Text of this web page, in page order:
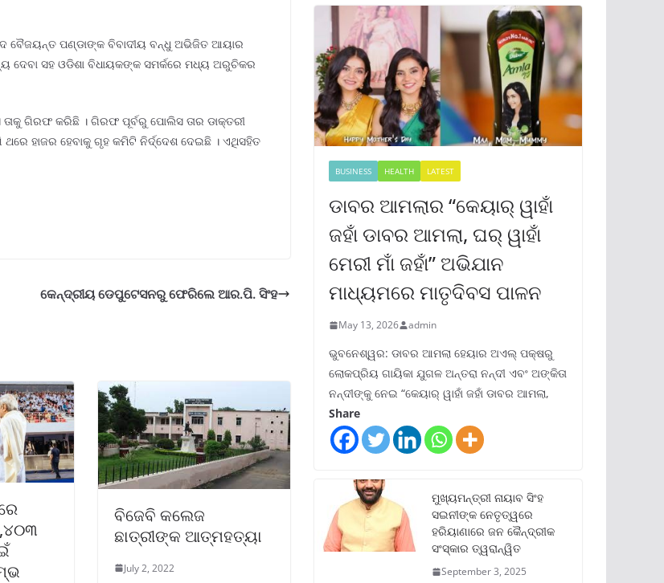
ବୈଜୟନ୍ତ ପଣ୍ଡାଙ୍କ ବିବାଦୀୟ ବନ୍ଧୁ ଅଭିଜିତ ଆୟାର
ଦେବା ସହ ଓଡିଶା ବିଧାୟକଙ୍କ ସମର୍କରେ ମଧ୍ୟ ଅରୁଚିକର
ଗିରଫ କରିଛି । ଗିରଫ ପୂର୍ବରୁ ପୋଲିସ ତାର ଡାକ୍ତରୀ
ହାଜର ହେବାକୁ ଗୃହ କମିଟି ନିର୍ଦ୍ଦେଶ ଦେଇଛି । ଏଥିସହିତ
କେନ୍ଦ୍ରୀୟ ଡେପୁଟେସନରୁ ଫେରିଲେ ଆର.ପି. ସିଂହ
ବିଜେବି କଲେଜ
ଛାତ୍ରୀଙ୍କ ଆତ୍ମହତ୍ୟା
July 2, 2022
BUSINESS HEALTH LATEST
ଡାବର ଆମଲାର “କେୟାର୍ ୱାହାଁ
ଜହାଁ ଡାବର ଆମଲା, ଘର୍ ୱାହାଁ
ମେରୀ ମାଁ ଜହାଁ” ଅଭିଯାନ
ମାଧ୍ୟମରେ ମାତୃଦିବସ ପାଳନ
May 13, 2026 admin
ଭୁବନେଶ୍ୱର: ଡାବର ଆମଲା ହେୟାର ଅଏଲ୍ ପକ୍ଷରୁ
ଲୋକପ୍ରିୟ ଗାୟିକା ଯୁଗଳ ଅନ୍ତରା ନନ୍ଦୀ ଏବଂ ଅଙ୍କିତା
ନନ୍ଦୀଙ୍କୁ ନେଇ “କେୟାର୍ ୱାହାଁ ଜହାଁ ଡାବର ଆମଲା,
Share
ମୁଖ୍ୟମନ୍ତ୍ରୀ ନାୟାବ ସିଂହ
ସଇନୀଙ୍କ ନେତୃତ୍ୱରେ
ହରିୟାଣାରେ ଜନ କୈନ୍ଦ୍ରୀକ
ସଂସ୍କାର ତ୍ୱରାନ୍ୱିତ
September 3, 2025